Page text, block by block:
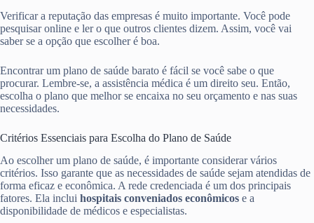
Verificar a reputação das empresas é muito importante. Você pode
pesquisar online e ler o que outros clientes dizem. Assim, você vai
saber se a opção que escolher é boa.
Encontrar um plano de saúde barato é fácil se você sabe o que
procurar. Lembre-se, a assistência médica é um direito seu. Então,
escolha o plano que melhor se encaixa no seu orçamento e nas suas
necessidades.
Critérios Essenciais para Escolha do Plano de Saúde
Ao escolher um plano de saúde, é importante considerar vários
critérios. Isso garante que as necessidades de saúde sejam atendidas de
forma eficaz e econômica. A rede credenciada é um dos principais
fatores. Ela inclui hospitais conveniados econômicos e a
disponibilidade de médicos e especialistas.